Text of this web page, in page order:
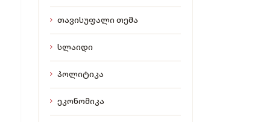
თავისუფალი თემა
სლაიდი
პოლიტიკა
ეკონომიკა